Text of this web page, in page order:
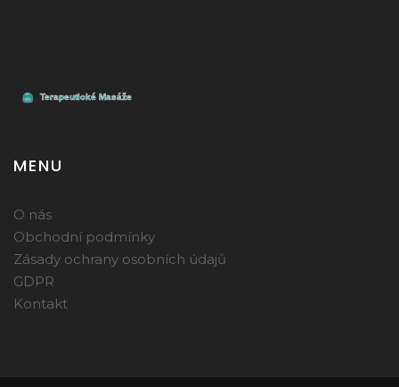
MENU
O nás
Obchodní podmínky
Zásady ochrany osobních údajů
GDPR
Kontakt